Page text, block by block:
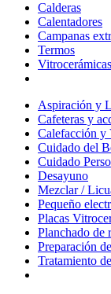
Calderas
Calentadores
Campanas
Termos
Aspiración y
Cafeteras y
Calefacción y
Cuidado del
Cuidado
Desayuno
Mezclar /
Pequeño
Placas
Planchado de
Preparación
Tratamiento